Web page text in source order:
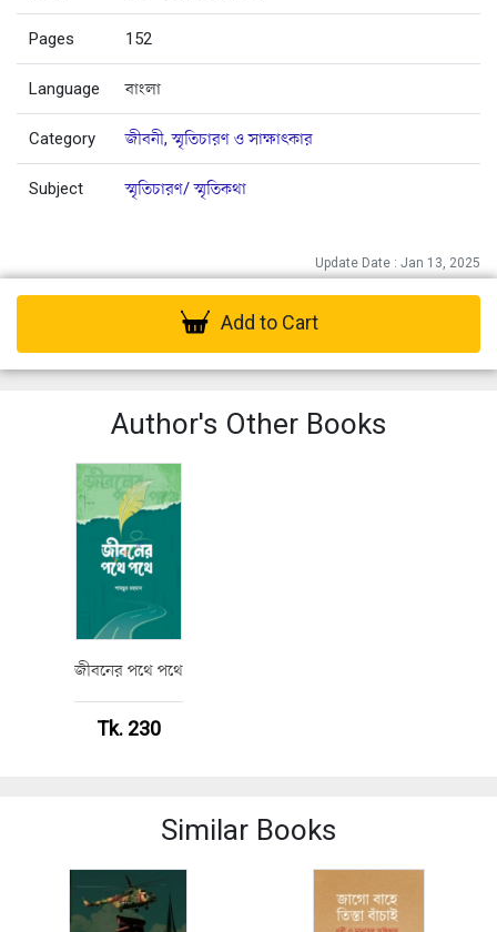
Pages 152
Language বাংলা
Category জীবনী, স্মৃতিচারণ ও সাক্ষাৎকার
Subject স্মৃতিচারণ/ স্মৃতিকথা
Update Date : Jan 13, 2025
Add to Cart
Author's Other Books
জীবনের পথে পথে
Tk. 230
Similar Books